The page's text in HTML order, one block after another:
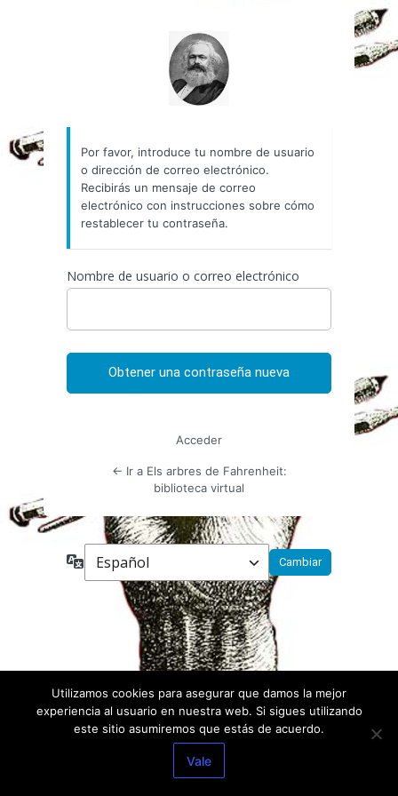
http://espai-marx.net/
Por favor, introduce tu nombre de usuario
o dirección de correo electrónico.
Recibirás un mensaje de correo
electrónico con instrucciones sobre cómo
restablecer tu contraseña.
Nombre de usuario o correo electrónico
Acceder
← Ir a Els arbres de Fahrenheit:
biblioteca virtual
Idioma
Utilizamos cookies para asegurar que damos la mejor
experiencia al usuario en nuestra web. Si sigues utilizando
este sitio asumiremos que estás de acuerdo.
Vale